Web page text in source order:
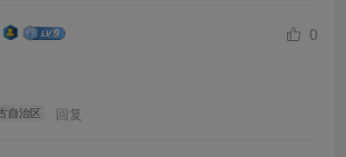
0
自治区 回复